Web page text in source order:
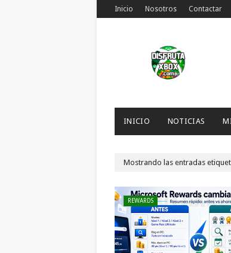
Inicio Nosotros Contactar
INICIO NOTICIAS
Mostrando las entradas
REWARDS